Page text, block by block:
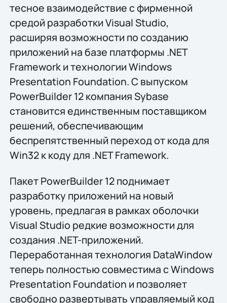
тесное взаимодействие с фирменной
средой разработки Visual Studio,
расширяя возможности по созданию
приложений на базе платформы .NET
Framework и технологии Windows
Presentation Foundation. С выпуском
PowerBuilder 12 компания Sybase
становится единственным поставщиком
решений, обеспечивающим
беспрепятственный переход от кода для
Win32 к коду для .NET Framework.
Пакет PowerBuilder 12 поднимает
разработку приложений на новый
уровень, предлагая в рамках оболочки
Visual Studio редкие возможности для
создания .NET-приложений.
Переработанная технология DataWindow
теперь полностью совместима с Windows
Presentation Foundation и позволяет
свободно развертывать управляемый код